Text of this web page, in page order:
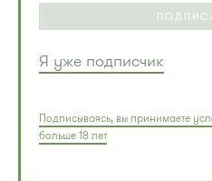
Я уже подписчик
Подписываясь, вы принимаете
больше 18 лет